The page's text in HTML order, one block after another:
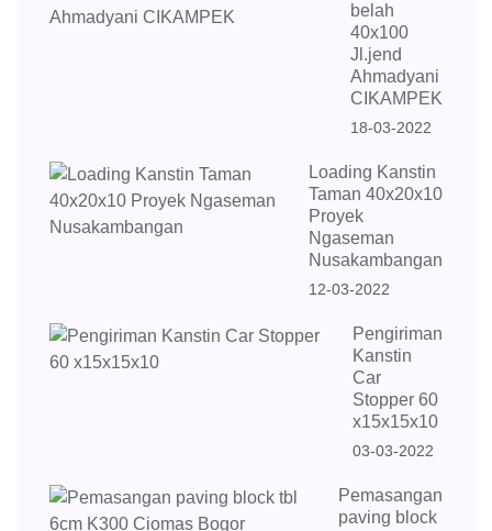
belah
40x100
Jl.jend
Ahmadyani
CIKAMPEK
18-03-2022
Loading Kanstin
Taman 40x20x10
Proyek
Ngaseman
Nusakambangan
12-03-2022
Pengiriman
Kanstin
Car
Stopper 60
x15x15x10
03-03-2022
Pemasangan
paving block